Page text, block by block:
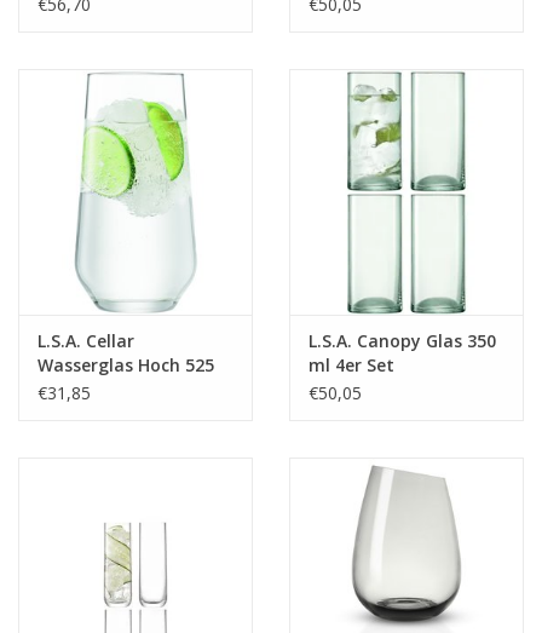
L.S.A. Cellar
Wasserglas Hoch 525
ml 6-teiliges Set
€31,85
L.S.A. Canopy Glas 350
ml 4er Set
€50,05